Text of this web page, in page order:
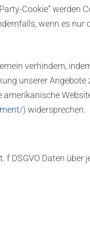
Cookie“ werden
wenn es nur
verhindern,
unserer
amerikanische
) widersprechen.
DSGVO Daten über